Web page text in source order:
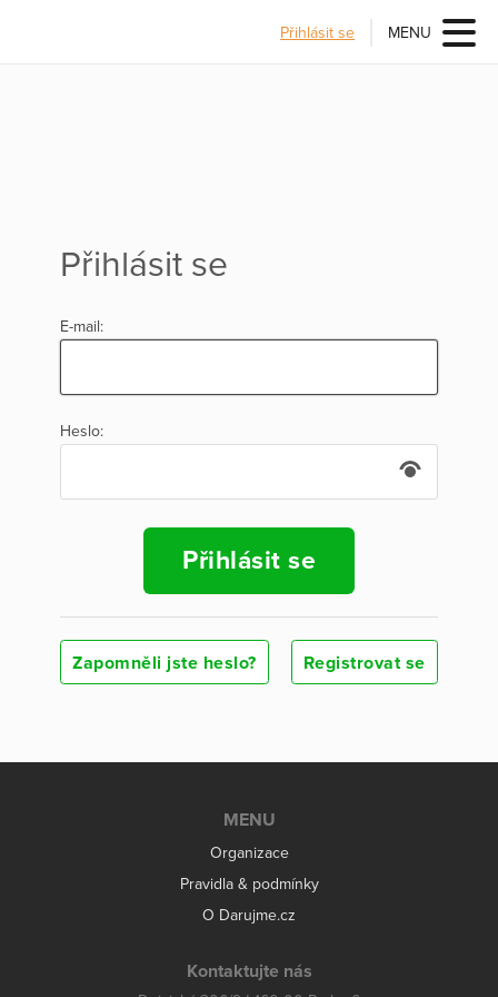
Přihlásit se MENU
Přihlásit se
E-mail:
Heslo:
Přihlásit se
Zapomněli jste heslo? Registrovat se
MENU
Organizace
Pravidla & podmínky
O Darujme.cz
Kontaktujte nás